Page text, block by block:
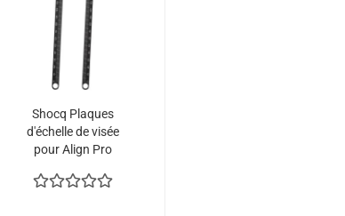
Shocq Plaques
d'échelle de visée
pour Align Pro